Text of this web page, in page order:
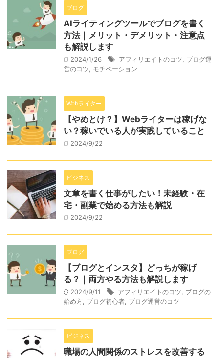
ブログ
AIライティングツールでブログを書く
方法｜メリット・デメリット・注意点
も解説します
2024/1/26 アフィリエイトのコツ
ブログ運
営のコツ
モチベーション
Webライター
【やめとけ？】Webライターは稼げな
い？稼いでいる人が実践していること
2024/9/22
ビジネス
文章を書く仕事がしたい！未経験・在
宅・副業で始める方法も解説
2024/9/22
ブログ
【ブログとインスタ】どっちが稼げ
る？｜両方やる方法も解説します
2024/9/11 アフィリエイトのコツ
ブログの
始め方 ブログ初心者 ブログ運営のコツ
ビジネス
職場の人間関係のストレスを改善する